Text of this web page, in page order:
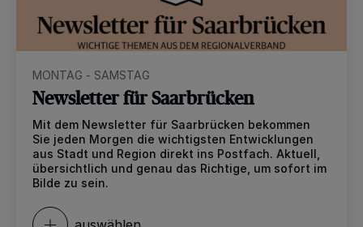
MONTAG - SAMSTAG
Newsletter für Saarbrücken
Mit dem Newsletter für Saarbrücken bekommen
Sie jeden Morgen die wichtigsten Entwicklungen
aus Stadt und Region direkt ins Postfach. Aktuell,
übersichtlich und genau das Richtige, um sofort im
Bilde zu sein.